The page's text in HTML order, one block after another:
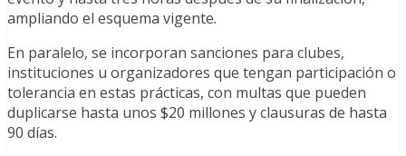
ampliando el esquema vigente.
En paralelo, se incorporan sanciones para clubes,
instituciones u organizadores que tengan participación o
tolerancia en estas prácticas, con multas que pueden
duplicarse hasta unos $20 millones y clausuras de hasta
90 días.